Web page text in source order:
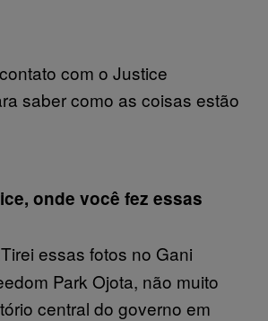
com o Justice
saber como as coisas estão
onde você fez essas
Tirei essas fotos no Gani
Park Ojota, não muito
central do governo em